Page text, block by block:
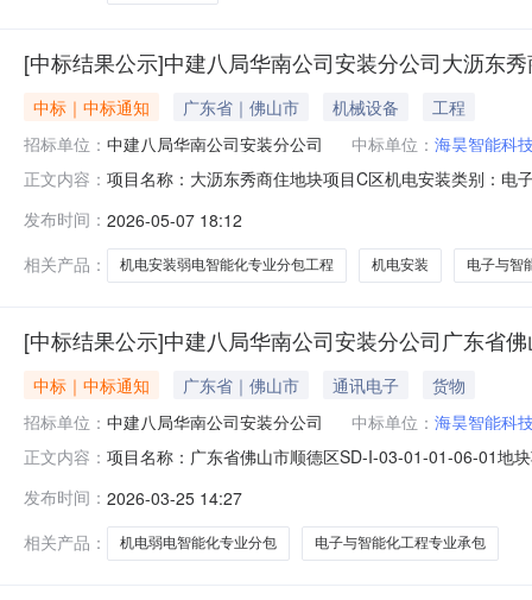
[中标结果公示]中建八局华南公司安装分公司大沥东
中标｜中标通知 广东省｜佛山市 机械设备
工程
招标单位： 中建八局华南公司安装分公司 中标单位： 海昊智能科
正文内容： 项目名称：大沥东秀商住地块项目C区机电安装类别：电
发布时间： 2026-05-07 18:12
相关产品：
机电安装弱电智能化专业分包工程 机电安装 电子与智
[中标结果公示]中建八局华南公司安装分公司广东省
中标｜中标通知 广东省｜佛山市 通讯电子
货物
招标单位： 中建八局华南公司安装分公司 中标单位： 海昊智能科
正文内容： 项目名称：广东省佛山市顺德区SD-I-03-01-01-06-01地
发布时间： 2026-03-25 14:27
相关产品：
机电弱电智能化专业分包 电子与智能化工程专业承包